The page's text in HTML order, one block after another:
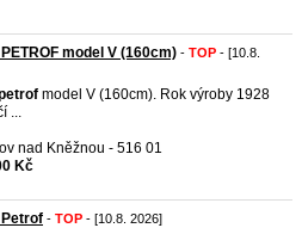
model V (160cm) - TOP - [10.8.
model V (160cm). Rok výroby 1928
...
nad Kněžnou - 516 01
Kč
- TOP - [10.8. 2026]